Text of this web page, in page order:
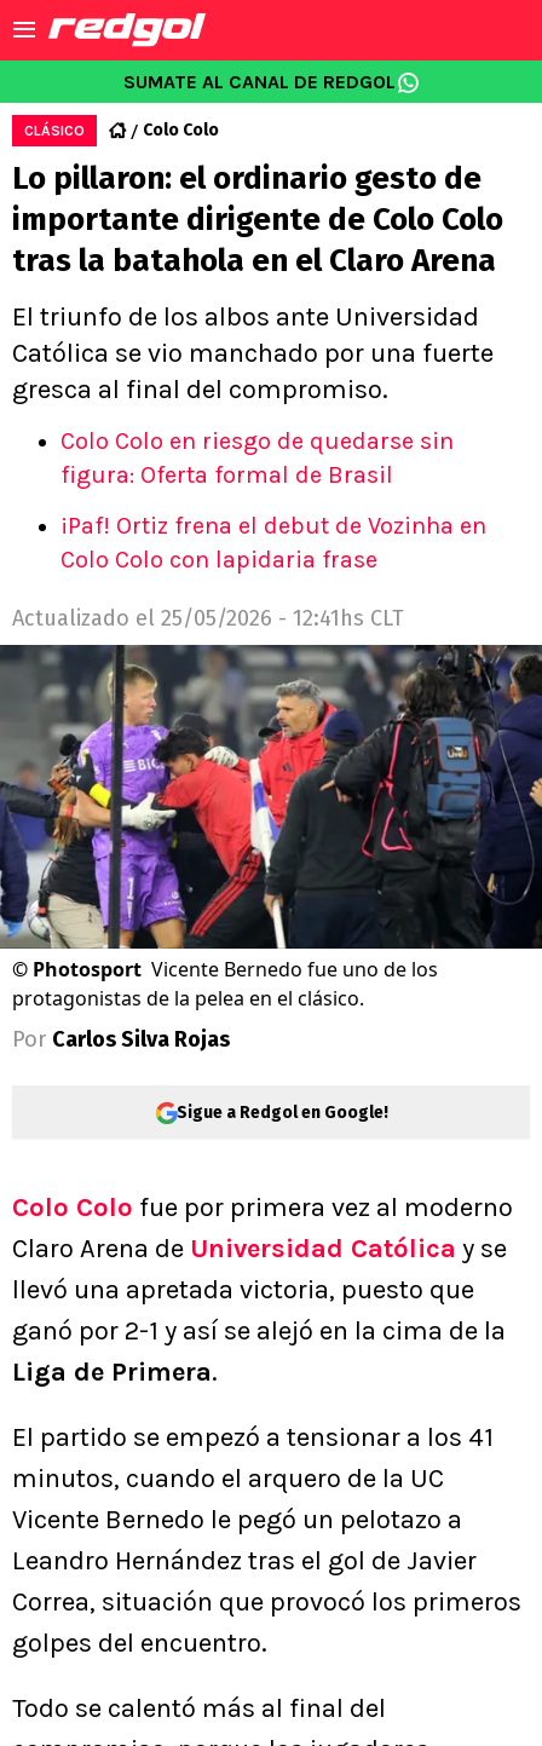
SUMATE AL CANAL DE REDGOL
CLÁSICO Colo Colo
Lo pillaron: el ordinario gesto de
importante dirigente de Colo Colo
tras la batahola en el Claro Arena
El triunfo de los albos ante Universidad
Católica se vio manchado por una fuerte
gresca al final del compromiso.
Colo Colo en riesgo de quedarse sin
figura: Oferta formal de Brasil
¡Paf! Ortiz frena el debut de Vozinha en
Colo Colo con lapidaria frase
Actualizado el 25/05/2026 - 12:41hs CLT
© Photosport Vicente Bernedo fue uno de los
protagonistas de la pelea en el clásico.
Por Carlos Silva Rojas
Sigue a Redgol en Google!
Colo Colo fue por primera vez al moderno
Claro Arena de Universidad Católica y se
llevó una apretada victoria, puesto que
ganó por 2-1 y así se alejó en la cima de la
Liga de Primera.
El partido se empezó a tensionar a los 41
minutos, cuando el arquero de la UC
Vicente Bernedo le pegó un pelotazo a
Leandro Hernández tras el gol de Javier
Correa, situación que provocó los primeros
golpes del encuentro.
Todo se calentó más al final del